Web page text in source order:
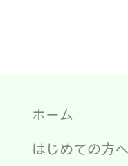
ホーム
はじめての方へ